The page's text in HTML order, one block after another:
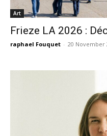
Art
Frieze LA 2026 :
raphael Fouquet - 20 November